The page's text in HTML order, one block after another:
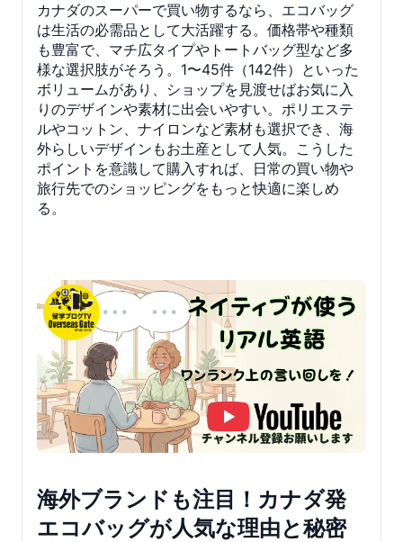
カナダのスーパーで買い物するなら、エコバッグ
は生活の必需品として大活躍する。価格帯や種類
も豊富で、マチ広タイプやトートバッグ型など多
様な選択肢がそろう。1〜45件（142件）といった
ボリュームがあり、ショップを見渡せばお気に入
りのデザインや素材に出会いやすい。ポリエステ
ルやコットン、ナイロンなど素材も選択でき、海
外らしいデザインもお土産として人気。こうした
ポイントを意識して購入すれば、日常の買い物や
旅行先でのショッピングをもっと快適に楽しめ
る。
海外ブランドも注目！カナダ発
エコバッグが人気な理由と秘密